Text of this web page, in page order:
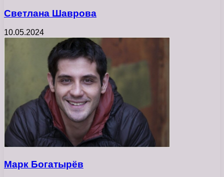
Светлана Шаврова
10.05.2024
Марк Богатырёв